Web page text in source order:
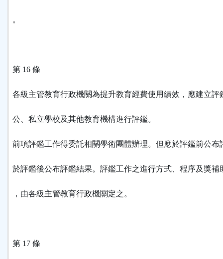
。
第 16 條
各級主管教育行政機關為提升教育經費使用績效，應建立評
公、私立學校及其他教育機構進行評鑑。
前項評鑑工作得委託相關學術團體辦理。但應於評鑑前公布
於評鑑後公布評鑑結果。評鑑工作之進行方式、程序及獎補
，由各級主管教育行政機關定之。
第 17 條